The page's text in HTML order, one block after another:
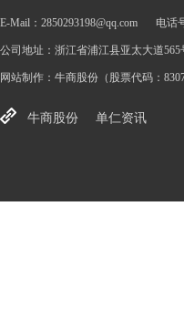
E-Mail：2850293198@qq.com 电话
公司地址：浙江省浦江县亚太大道565
网站制作： 牛商股份 （股票代码：
牛商股份 单仁资讯